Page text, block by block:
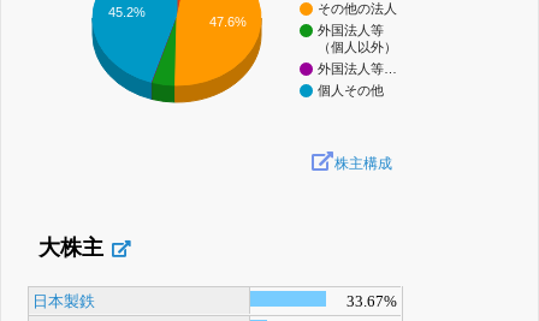
その他の法人
外国法人等
（個人以外）
外国法人等…
個人その他
45.2%
47.6%
株主構成
大株主
日本製鉄
33.67%